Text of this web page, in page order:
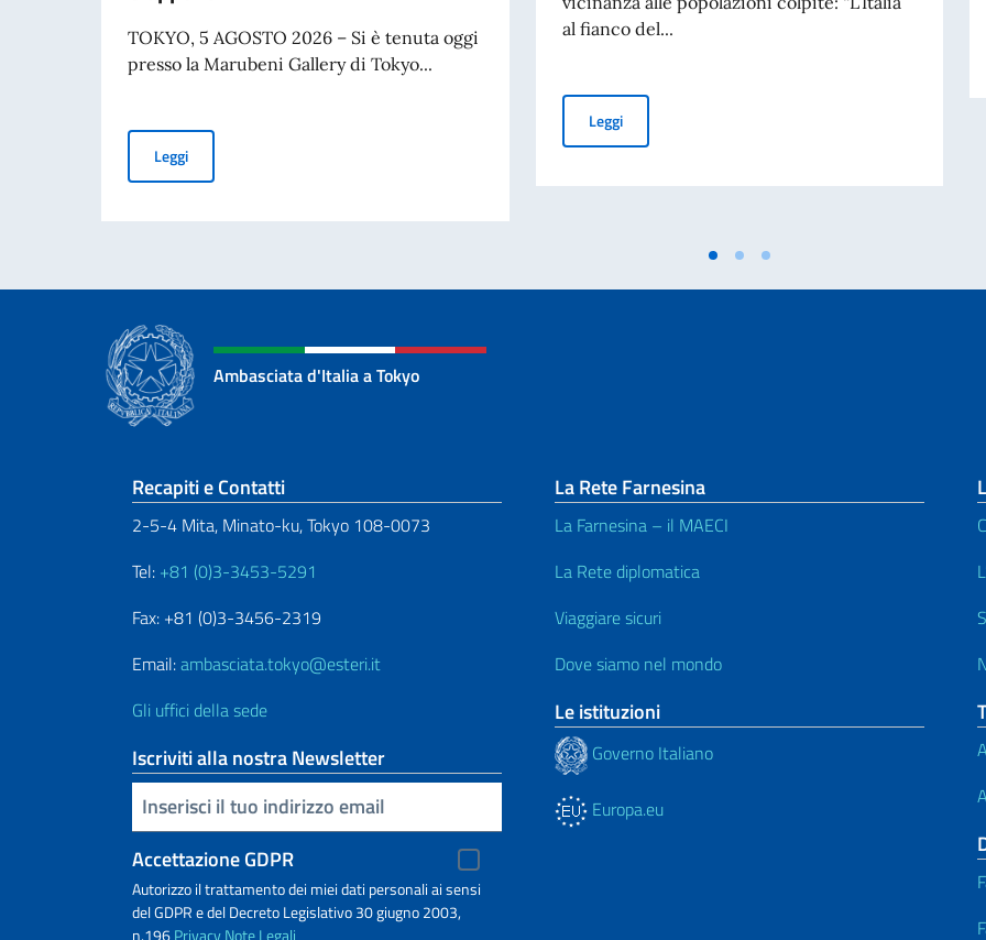
TOKYO, 5 AGOSTO 2026 – Si è tenuta oggi
presso la Marubeni Gallery di Tokyo...
LeggiCOMUNICATO STAMPA - "La bella Simonetta" di Botticelli in mostra alla Marubeni Gallery per i 160 anni di relazioni
al fianco del...
LeggiGiappone: terremoto nel Kyushu, l'Ambasciatore
Ambasciata d'Italia a Tokyo
Sezione footer
Recapiti e Contatti
2-5-4 Mita, Minato-ku, Tokyo 108-0073
Tel: +81 (0)3-3453-5291
Fax: +81 (0)3-3456-2319
Email:ambasciata.tokyo@esteri.it
Gli uffici della sede
Iscriviti alla nostra Newsletter
Inserisci la tua email
Accettazione GDPR
Autorizzo il trattamento dei miei dati personali ai sensi
del GDPR e del Decreto Legislativo 30 giugno 2003,
n.196PrivacyNote Legali
La Rete Farnesina
La Farnesina – il MAECI
La Rete diplomatica
Viaggiare sicuri
Dove siamo nel mondo
Le istituzioni
Governo Italiano
Europa.eu